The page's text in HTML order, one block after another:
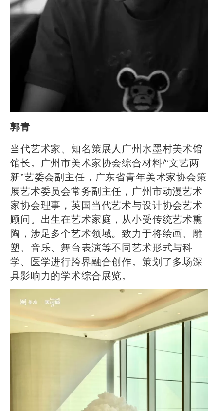
郭青
当代艺术家、知名策展人广州水墨村美术馆
馆长。广州市美术家协会综合材料/“文艺两
新”艺委会副主任，广东省青年美术家协会策
展艺术委员会常务副主任，广州市动漫艺术
家协会理事，英国当代艺术与设计协会艺术
顾问。出生在艺术家庭，从小受传统艺术熏
陶，涉足多个艺术领域。致力于将绘画、雕
塑、音乐、舞台表演等不同艺术形式与科
学、医学进行跨界融合创作。策划了多场深
具影响力的学术综合展览。